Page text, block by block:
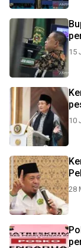
15
10
28